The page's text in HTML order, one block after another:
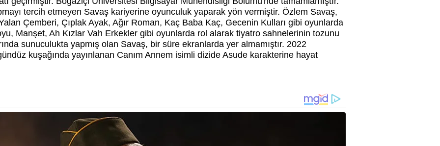
tercih etmeyen Savaş kariyerine oyunculuk yaparak yön vermiştir. Özlem Savaş,
Çemberi, Çıplak Ayak, Ağır Roman, Kaç Baba Kaç, Gecenin Kulları gibi oyunlarda
Manşet, Ah Kızlar Vah Erkekler gibi oyunlarda rol alarak tiyatro sahnelerinin tozunu
sunuculukta yapmış olan Savaş, bir süre ekranlarda yer almamıştır. 2022
kuşağında yayınlanan Canım Annem isimli dizide Asude karakterine hayat